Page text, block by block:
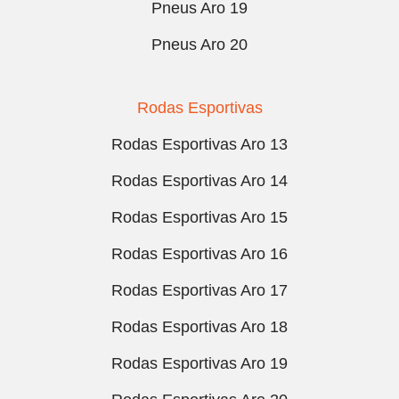
Pneus Aro 19
Pneus Aro 20
Rodas Esportivas
Rodas Esportivas Aro 13
Rodas Esportivas Aro 14
Rodas Esportivas Aro 15
Rodas Esportivas Aro 16
Rodas Esportivas Aro 17
Rodas Esportivas Aro 18
Rodas Esportivas Aro 19